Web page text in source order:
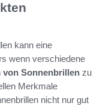
kann eine
wenn verschiedene
von Sonnenbrillen zu
Merkmale
nicht nur gut